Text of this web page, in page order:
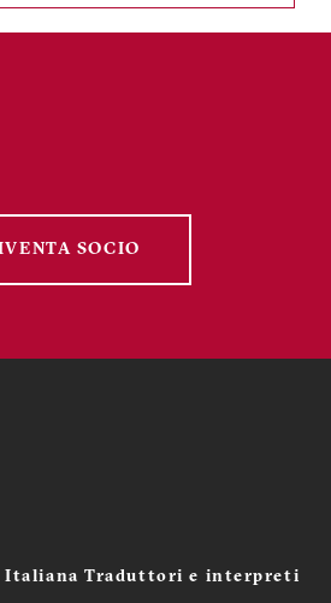
SOCIO
Italiana Traduttori e interpreti